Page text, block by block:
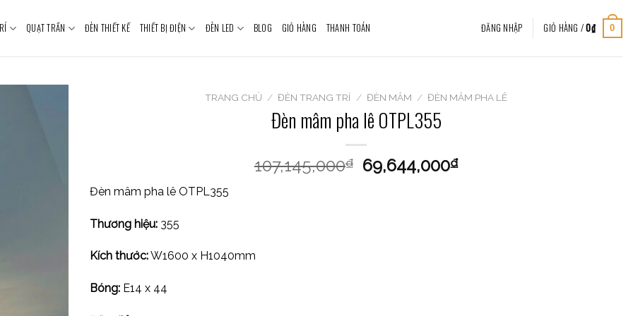
QUẠT TRẦN ĐÈN THIẾT KẾ THIẾT BỊ ĐIỆN ĐÈN LED BLOG GIỎ HÀNG THANH TOÁN ĐĂNG NHẬP GIỎ HÀNG /0₫ 0
TRANG CHỦ / ĐÈN TRANG TRÍ / ĐÈN MÂM / ĐÈN MÂM PHA LÊ
Đèn mâm pha lê OTPL355
107,145,000₫ 69,644,000₫
Đèn mâm pha lê OTPL355
Thương hiệu: 355
Kích thước:W1600 x H1040mm
Bóng: E14 x 44